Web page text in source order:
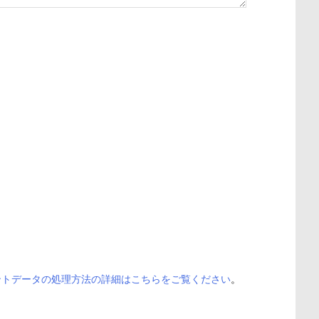
トデータの処理方法の詳細はこちらをご覧ください。